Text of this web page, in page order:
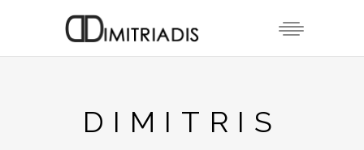
DIMITRIS